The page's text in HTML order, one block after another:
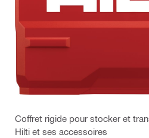
Coffret rigide pour stocker et
Hilti et ses accessoires